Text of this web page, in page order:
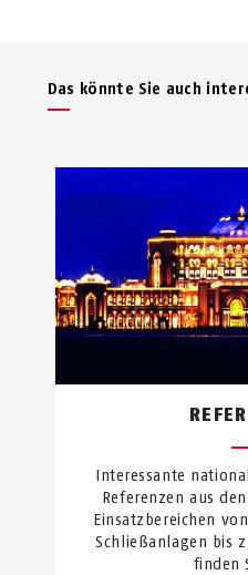
Das könnte Sie auch
Interessante
Referenzen aus
Einsatzbereichen
Schließanlagen bis
finden